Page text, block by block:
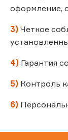
оформление,
3) Четкое
4) Гарантия
5) Контроль
6)